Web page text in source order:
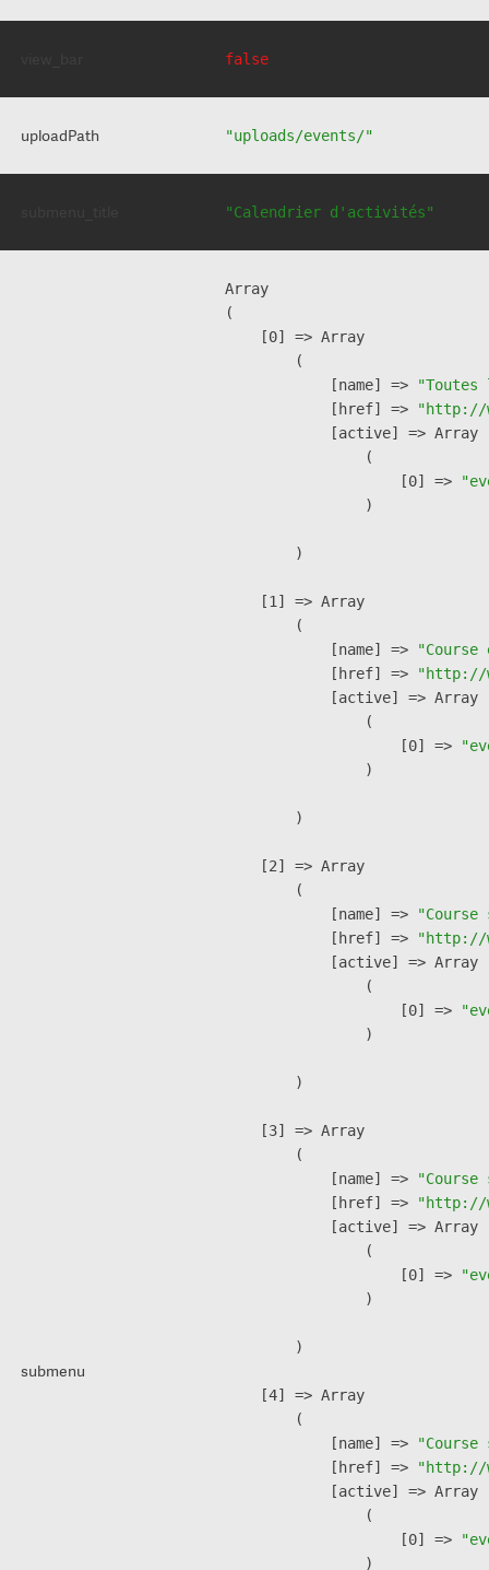
false
uploadPath "uploads/events/"
"Calendrier d'activités"
submenu
Array
(
    [0] => Array
        (
            [name] =>
            [href] =>
"http://
            [active] => Array
                (
                    [0] =>
                )
        )
    [1] => Array
        (
            [name] =>
            [href] =>
"http://
            [active] => Array
                (
                    [0] =>
                )
        )
    [2] => Array
        (
            [name] =>
            [href] =>
"http://
            [active] => Array
                (
                    [0] =>
                )
        )
    [3] => Array
        (
            [name] =>
            [href] =>
"http://
            [active] => Array
                (
                    [0] =>
                )
        )
    [4] => Array
        (
            [name] =>
            [href] =>
"http://
            [active] => Array
                (
                    [0] =>
                )